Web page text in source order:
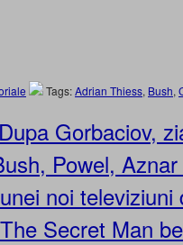
Tags:Adrian Thiess, Bush,
Gorbaciov,
Powel,
noi
Secret Man